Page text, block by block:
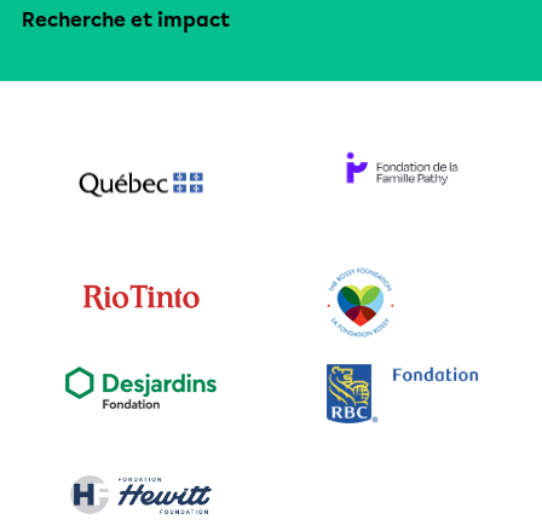
Recherche et impact